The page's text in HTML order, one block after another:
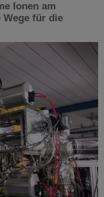
Ionen am
Wege für die